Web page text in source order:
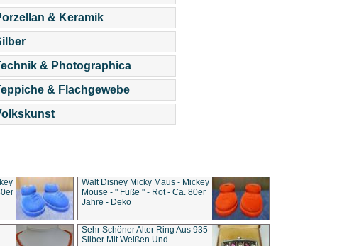
& Keramik
& Photographica
& Flachgewebe
Walt Disney Micky Maus - Mickey
Mouse - " Füße " - Rot - Ca. 80er
Jahre - Deko
Sehr Schöner Alter Ring Aus 935
Silber Mit Weißen Und